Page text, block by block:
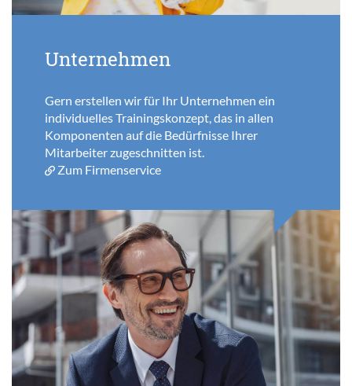
Unternehmen
Gern erstellen wir für Ihr Unternehmen ein
individuelles Trainingskonzept, das in allen
Komponenten auf die Bedürfnisse Ihrer
Mitarbeiter zugeschnitten ist.
Zum Firmenservice